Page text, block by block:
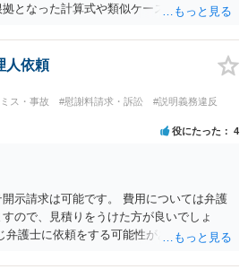
となった計算式や類似ケースでの裁判所
療者側の故意や過失がないと思われるケ
めにある程度の減額等があることはやむを
院側の提示があまりにも低額であった場合
も検討されるべきかと思います。 弁護士
えて、また現時点でのアドバイス等をも
にご相談されておいても良いかも知れま
人依頼
ス・事故 #慰謝料請求・訴訟
#説明義務違反
役にたった 4
示請求は可能です。 費用については弁護
ので、見積りをうけた方が良いでしょ
弁護士に依頼をする可能性がある場合に
す。